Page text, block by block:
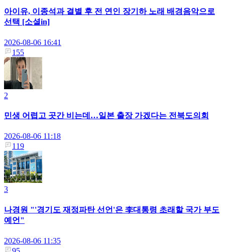
아이유, 이종석과 결별 후 전 연인 장기하 노래 배경음악으로
선택 [소셜in]
2026-08-06 16:41
155
2
민생 어렵고 곳간 비는데…일본 출장 가겠다는 전북도의회
2026-08-06 11:18
119
3
나경원 "'경기도 재정파탄 선언'은 李대통령 초래할 국가 부도
예언"
2026-08-06 11:35